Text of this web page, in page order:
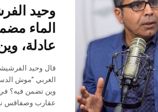
وحيد
الماء
عادلة،
الغربي ”موش
وين تضمن فيه؟
عقارب وصفاقس